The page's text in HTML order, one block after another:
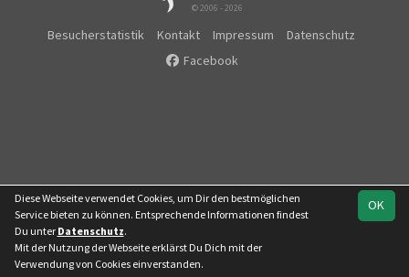
Team
© 2006 - 2026
Besucherstatistik Kontakt Impressum
Datenschutz
Facebook
OK
Diese Webseite verwendet Cookies, um Dir den bestmöglichen
Service bieten zu können. Entsprechende Informationen findest
Du unter Datenschutz.
Mit der Nutzung der Webseite erklärst Du Dich mit der
Verwendung von Cookies einverstanden.